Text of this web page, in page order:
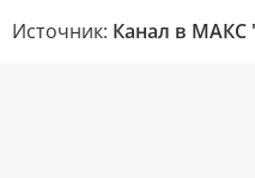
Источник: Канал в МАКС